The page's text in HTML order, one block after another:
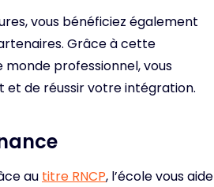
vous bénéficiez également
Grâce à cette
professionnel, vous
et de réussir votre intégration.
au titre RNCP, l’école vous aide